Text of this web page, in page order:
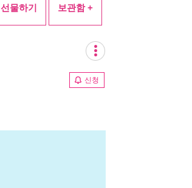
선물하기 보관함 +
신청